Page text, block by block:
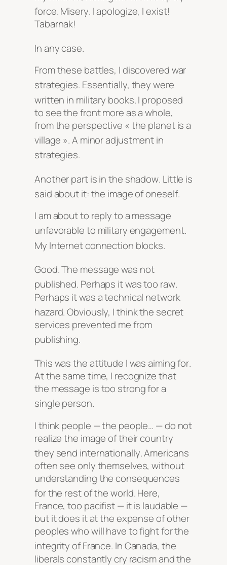
force. Misery. I apologize, I exist!
Tabarnak!
In any case.
From these battles, I discovered war
strategies. Essentially, they were
written in military books. I proposed
to see the front more as a whole,
from the perspective « the planet is a
village ». A minor adjustment in
strategies.
Another part is in the shadow. Little is
said about it: the image of oneself.
I am about to reply to a message
unfavorable to military engagement.
My Internet connection blocks.
Good. The message was not
published. Perhaps it was too raw.
Perhaps it was a technical network
hazard. Obviously, I think the secret
services prevented me from
publishing.
This was the attitude I was aiming for.
At the same time, I recognize that
the message is too strong for a
single person.
I think people — the people… — do not
realize the image of their country
they send internationally. Americans
often see only themselves, without
understanding the consequences
for the rest of the world. Here,
France, too pacifist — it is laudable —
but it does it at the expense of other
peoples who will have to fight for the
integrity of France. In Canada, the
liberals constantly cry racism and the